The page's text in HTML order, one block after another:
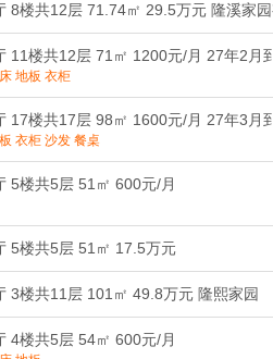
8楼共12层 71.74㎡ 29.5万元 隆溪家
11楼共12层 71㎡ 1200元/月 27年2月
地板 衣柜
17楼共17层 98㎡ 1600元/月 27年3月
衣柜 沙发 餐桌
5楼共5层 51㎡ 600元/月
5楼共5层 51㎡ 17.5万元
3楼共11层 101㎡ 49.8万元 隆熙家园
4楼共5层 54㎡ 600元/月